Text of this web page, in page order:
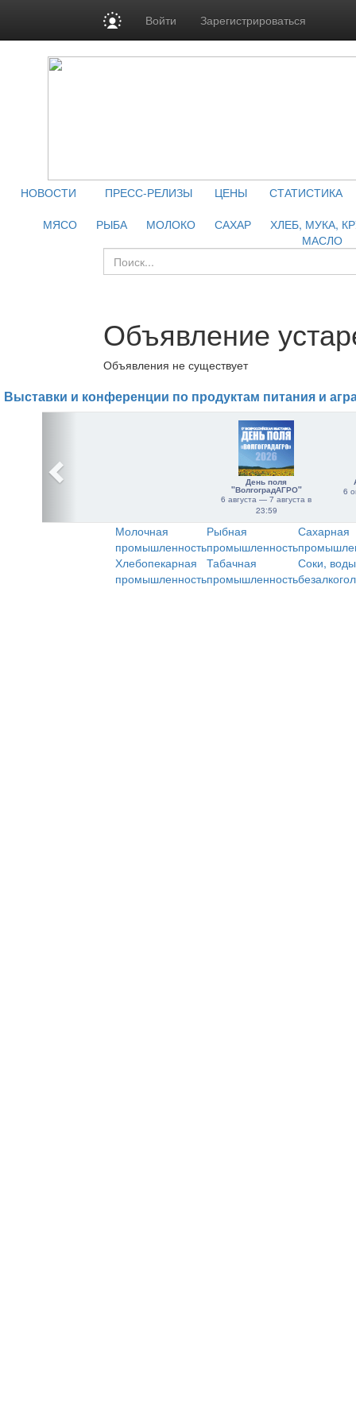
Войти Зарегистрироваться
НОВОСТИ ПРЕСС-РЕЛИЗЫ ЦЕНЫ
СТАТИСТИКА
МЯСО
РЫБА МОЛОКО САХАР
ХЛЕБ, МУКА,
МАСЛО
Объявление
Объявления не существует
Выставки и конференции по продуктам питания и
День поля
"ВолгоградАГРО"
6 августа — 7 августа в
23:59
6
Молочная
промышленность
Рыбная
промышленность
Сахарная
Хлебопекарная
промышленность
Табачная
промышленность
Соки,